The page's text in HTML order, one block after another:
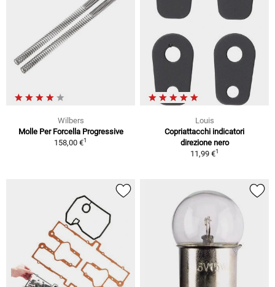
Wilbers
Molle Per Forcella Progressive
158,00 €1
Louis
Copriattacchi indicatori
direzione nero
11,99 €1